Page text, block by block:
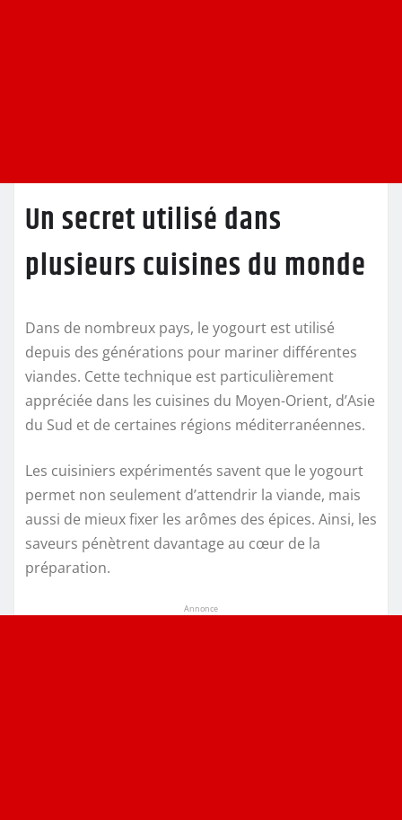
Un secret utilisé dans
plusieurs cuisines du monde
Dans de nombreux pays, le yogourt est utilisé
depuis des générations pour mariner différentes
viandes. Cette technique est particulièrement
appréciée dans les cuisines du Moyen-Orient, d’Asie
du Sud et de certaines régions méditerranéennes.
Les cuisiniers expérimentés savent que le yogourt
permet non seulement d’attendrir la viande, mais
aussi de mieux fixer les arômes des épices. Ainsi, les
saveurs pénètrent davantage au cœur de la
préparation.
Annonce